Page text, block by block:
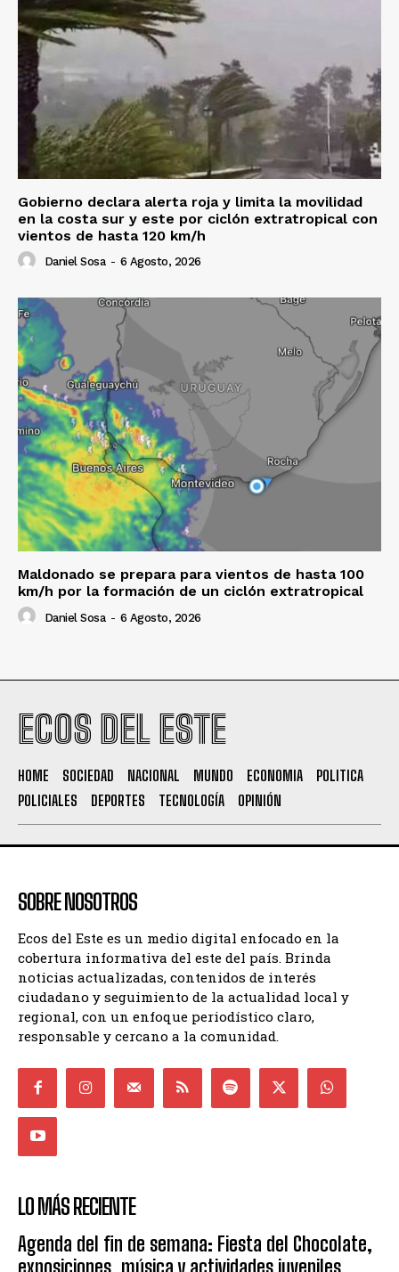
Gobierno declara alerta roja y limita la movilidad
en la costa sur y este por ciclón extratropical con
vientos de hasta 120 km/h
Daniel Sosa - 6 Agosto, 2026
Maldonado se prepara para vientos de hasta 100
km/h por la formación de un ciclón extratropical
Daniel Sosa - 6 Agosto, 2026
ECOS DEL ESTE
HOME SOCIEDAD NACIONAL MUNDO ECONOMIA
POLITICA
POLICIALES
DEPORTES TECNOLOGÍA OPINIÓN
SOBRE NOSOTROS
Ecos del Este es un medio digital enfocado en la
cobertura informativa del este del país. Brinda
noticias actualizadas, contenidos de interés
ciudadano y seguimiento de la actualidad local y
regional, con un enfoque periodístico claro,
responsable y cercano a la comunidad.
LO MÁS RECIENTE
Agenda del fin de semana: Fiesta del Chocolate,
exposiciones, música y actividades juveniles